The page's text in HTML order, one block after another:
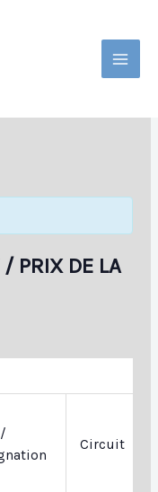
MAIN
/ PRIX DE LA
Circuit